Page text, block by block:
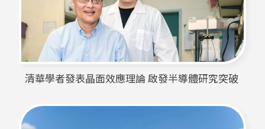
清華學者發表晶面效應理論 啟發半導體研究突破